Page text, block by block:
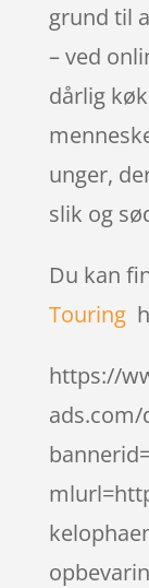
grund til
– ved
dårlig
unger,
slik og
Du kan
Touring
https://